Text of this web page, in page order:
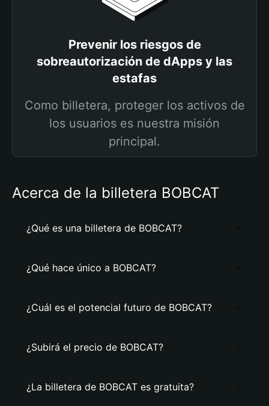
Prevenir los riesgos de
sobreautorización de dApps y las
estafas
Como billetera, proteger los activos de
los usuarios es nuestra misión
principal.
Acerca de la billetera BOBCAT
¿Qué es una billetera de BOBCAT?
¿Qué hace único a BOBCAT?
¿Cuál es el potencial futuro de BOBCAT?
¿Subirá el precio de BOBCAT?
¿La billetera de BOBCAT es gratuita?